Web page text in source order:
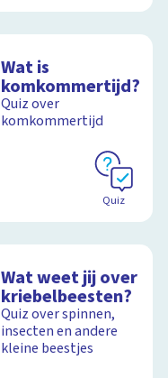
Wat is
komkommertijd?
Quiz over
komkommertijd
Quiz
Wat weet jij over
kriebelbeesten?
Quiz over spinnen,
insecten en andere
kleine beestjes